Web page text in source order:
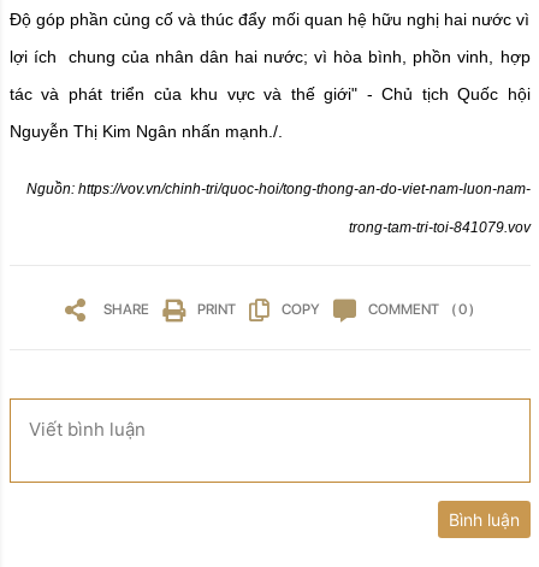
Độ góp phần củng cố và thúc đẩy mối quan hệ hữu nghị hai nước vì
lợi ích chung của nhân dân hai nước; vì hòa bình, phồn vinh, hợp
tác và phát triển của khu vực và thế giới" - Chủ tịch Quốc hội
Nguyễn Thị Kim Ngân nhấn mạnh./.
Nguồn: https://vov.vn/chinh-tri/quoc-hoi/tong-thong-an-do-viet-nam-luon-nam-
trong-tam-tri-toi-841079.vov
SHARE PRINT COPY COMMENT ( 0 )
Viết bình luận
Bình luận